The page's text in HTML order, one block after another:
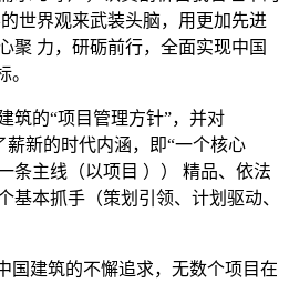
世界观来武装头脑，用更加先进
聚 力，研砺前行，全面实现中国
。
筑的“项目管理方针”，并对
薪新的时代内涵，即“一个核心
条主线（以项目 ）） 精品、依法
基本抓手（策划引领、计划驱动、
国建筑的不懈追求，无数个项目在